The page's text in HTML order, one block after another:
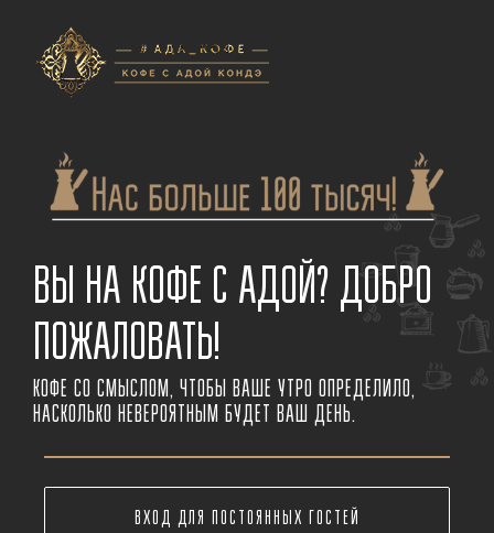
ВЫ НА КОФЕ С АДОЙ? ДОБРО
ПОЖАЛОВАТЬ!
КОФЕ СО СМЫСЛОМ, ЧТОБЫ ВАШЕ УТРО ОПРЕДЕЛИЛО,
НАСКОЛЬКО НЕВЕРОЯТНЫМ БУДЕТ ВАШ ДЕНЬ.
ВХОД ДЛЯ ПОСТОЯННЫХ ГОСТЕЙ